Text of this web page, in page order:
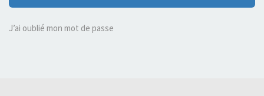
J’ai oublié mon mot de passe